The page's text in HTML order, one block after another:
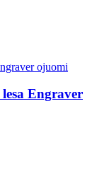
Engraver